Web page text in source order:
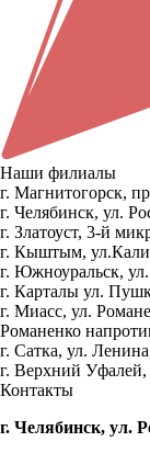
Наши филиалы
г. Магнитогорск,
г. Челябинск, ул.
г. Златоуст, 3-й
г. Кыштым,
г. Южноуральск,
г. Карталы ул.
г. Миасс, ул.
Романенко
г. Сатка, ул.
г. Верхний
Контакты
г. Челябинск, ул.